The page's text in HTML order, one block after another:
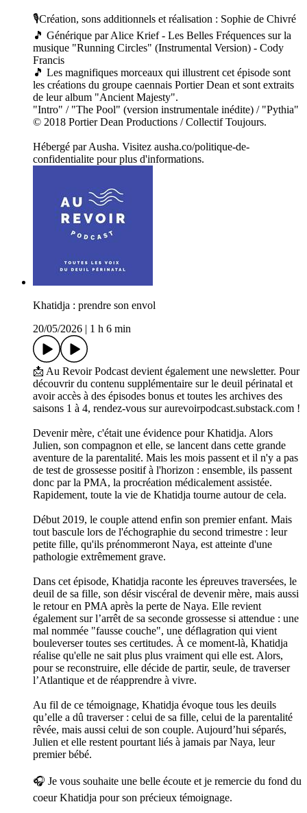
🎙️Création, sons additionnels et réalisation : Sophie de Chivré
🎵 Générique par Alice Krief - Les Belles Fréquences sur la
musique "Running Circles" (Instrumental Version) - Cody
Francis
🎵 Les magnifiques morceaux qui illustrent cet épisode sont
les créations du groupe caennais Portier Dean et sont extraits
de leur album "Ancient Majesty".
"Intro" / "The Pool" (version instrumentale inédite) / "Pythia"
© 2018 Portier Dean Productions / Collectif Toujours.
Hébergé par Ausha. Visitez ausha.co/politique-de-
confidentialite pour plus d'informations.
Khatidja : prendre son envol
20/05/2026
1 h 6 min
📩 Au Revoir Podcast devient également une newsletter. Pour
découvrir du contenu supplémentaire sur le deuil périnatal et
avoir accès à des épisodes bonus et toutes les archives des
saisons 1 à 4, rendez-vous sur aurevoirpodcast.substack.com !
Devenir mère, c'était une évidence pour Khatidja. Alors
Julien, son compagnon et elle, se lancent dans cette grande
aventure de la parentalité. Mais les mois passent et il n'y a pas
de test de grossesse positif à l'horizon : ensemble, ils passent
donc par la PMA, la procréation médicalement assistée.
Rapidement, toute la vie de Khatidja tourne autour de cela.
Début 2019, le couple attend enfin son premier enfant. Mais
tout bascule lors de l'échographie du second trimestre : leur
petite fille, qu'ils prénommeront Naya, est atteinte d'une
pathologie extrêmement grave.
Dans cet épisode, Khatidja raconte les épreuves traversées, le
deuil de sa fille, son désir viscéral de devenir mère, mais aussi
le retour en PMA après la perte de Naya. Elle revient
également sur l’arrêt de sa seconde grossesse si attendue : une
mal nommée "fausse couche", une déflagration qui vient
bouleverser toutes ses certitudes. À ce moment-là, Khatidja
réalise qu'elle ne sait plus plus vraiment qui elle est. Alors,
pour se reconstruire, elle décide de partir, seule, de traverser
l’Atlantique et de réapprendre à vivre.
Au fil de ce témoignage, Khatidja évoque tous les deuils
qu’elle a dû traverser : celui de sa fille, celui de la parentalité
rêvée, mais aussi celui de son couple. Aujourd’hui séparés,
Julien et elle restent pourtant liés à jamais par Naya, leur
premier bébé.
🎧 Je vous souhaite une belle écoute et je remercie du fond du
coeur Khatidja pour son précieux témoignage.